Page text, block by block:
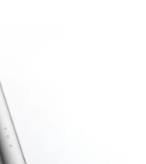
gốm cao cấp, ra mắt